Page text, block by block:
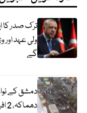
ترک صدر کا
ولی عہد
گے
دمشق کے
دھماکہ، 2 افراد جاں بحق، متعدد زخمی